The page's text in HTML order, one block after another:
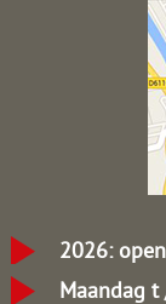
2026:
Maandag